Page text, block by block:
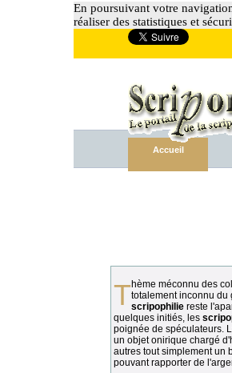
En poursuivant votre
réaliser des statistiques et
Accueil
Thème méconnu des collectionneurs ettotalement inconnu du
scripophilie reste
quelques initiés, les
poignée de spéculateurs.
un objet onirique chargé
autres tout simplement un
pouvant rapporter de